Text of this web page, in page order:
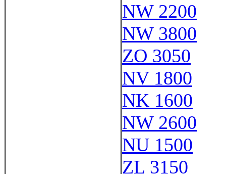
NW 2200
NW 3800
ZO 3050
NV 1800
NK 1600
NW 2600
NU 1500
ZL 3150